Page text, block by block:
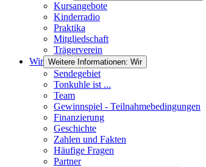
Kursangebote
Kinderradio
Praktika
Mitgliedschaft
Trägerverein
Wir Weitere Informationen: Wir
Sendegebiet
Tonkuhle ist ...
Team
Gewinnspiel - Teilnahmebedingungen
Finanzierung
Geschichte
Zahlen und Fakten
Häufige Fragen
Partner